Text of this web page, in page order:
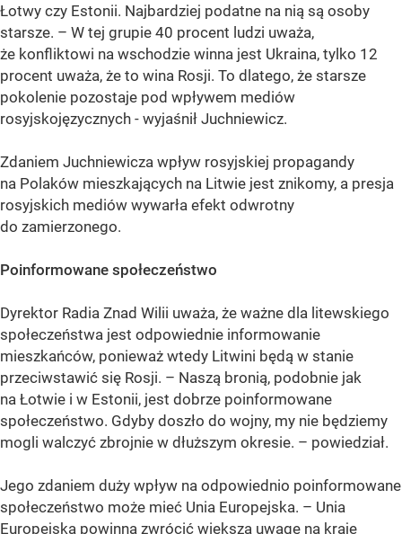
Łotwy czy Estonii. Najbardziej podatne na nią są osoby
starsze. – W tej grupie 40 procent ludzi uważa,
że konfliktowi na wschodzie winna jest Ukraina, tylko 12
procent uważa, że to wina Rosji. To dlatego, że starsze
pokolenie pozostaje pod wpływem mediów
rosyjskojęzycznych - wyjaśnił Juchniewicz.
Zdaniem Juchniewicza wpływ rosyjskiej propagandy
na Polaków mieszkających na Litwie jest znikomy, a presja
rosyjskich mediów wywarła efekt odwrotny
do zamierzonego.
Poinformowane społeczeństwo
Dyrektor Radia Znad Wilii uważa, że ważne dla litewskiego
społeczeństwa jest odpowiednie informowanie
mieszkańców, ponieważ wtedy Litwini będą w stanie
przeciwstawić się Rosji. – Naszą bronią, podobnie jak
na Łotwie i w Estonii, jest dobrze poinformowane
społeczeństwo. Gdyby doszło do wojny, my nie będziemy
mogli walczyć zbrojnie w dłuższym okresie. – powiedział.
Jego zdaniem duży wpływ na odpowiednio poinformowane
społeczeństwo może mieć Unia Europejska. – Unia
Europejska powinna zwrócić większą uwagę na kraje